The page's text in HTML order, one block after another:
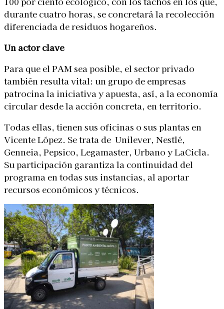
durante cuatro horas, se concretará la recolección
diferenciada de residuos hogareños.
Un actor clave
Para que el PAM sea posible, el sector privado
también resulta vital: un grupo de empresas
patrocina la iniciativa y apuesta, así, a la economía
circular desde la acción concreta, en territorio.
Todas ellas, tienen sus oficinas o sus plantas en
Vicente López. Se trata de Unilever, Nestlé,
Genneia, Pepsico, Legamaster, Urbano y LaCicla.
Su participación garantiza la continuidad del
programa en todas sus instancias, al aportar
recursos económicos y técnicos.